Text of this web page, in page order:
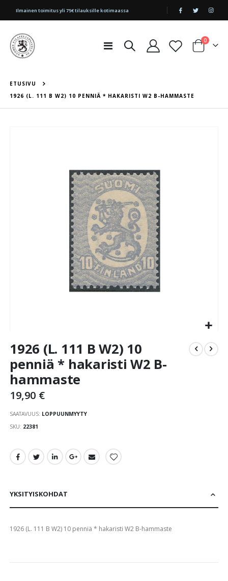
|
Ilmainen toimitus yli 75€ tilauksille kotimaassa
Toggle
Cart
0tuotetta
ETUSIVU
1926 (L. 111 B W2) 10 PENNIÄ * HAKARISTI W2 B-HAMMASTE
to
beginning
of
images
gallery
1926 (L. 111 B W2) 10
penniä * hakaristi W2 B-
hammaste
19,90 €
SAATAVUUS: LOPPUUNMYYTY
SKU 22381
YKSITYISKOHDAT
1926 (L. 111 B W2) 10 penniä * hakaristi W2 B-hammaste